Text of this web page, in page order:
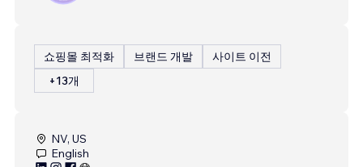
쇼핑몰 최적화 브랜드 개발
사이트 이전
+13개
NV, US
English